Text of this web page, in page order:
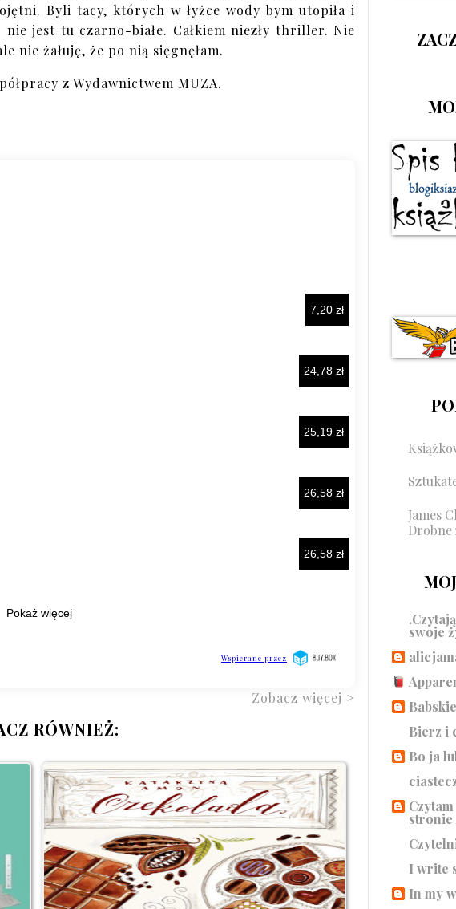
Byli tacy, których w łyżce wody bym utopiła i
jest tu czarno-białe. Całkiem niezły thriller. Nie
nie żałuję, że po nią sięgnęłam.
z Wydawnictwem MUZA.
Zobacz więcej >
RÓWNIEŻ:
James
Drobne
swoje
Bierz i
Bo ja
stronie
I write
In my